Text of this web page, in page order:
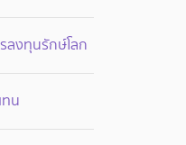
ลงทุนรักษ์โลก
น